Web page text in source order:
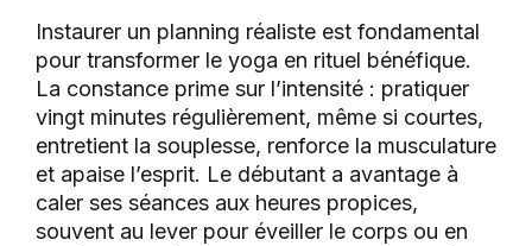
Instaurer un planning réaliste est fondamental
pour transformer le yoga en rituel bénéfique.
La constance prime sur l’intensité : pratiquer
vingt minutes régulièrement, même si courtes,
entretient la souplesse, renforce la musculature
et apaise l’esprit. Le débutant a avantage à
caler ses séances aux heures propices,
souvent au lever pour éveiller le corps ou en